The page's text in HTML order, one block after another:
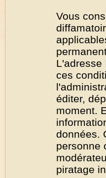
Vous
L'adresse
ces
éditer,
moment.
données.
personne
piratage